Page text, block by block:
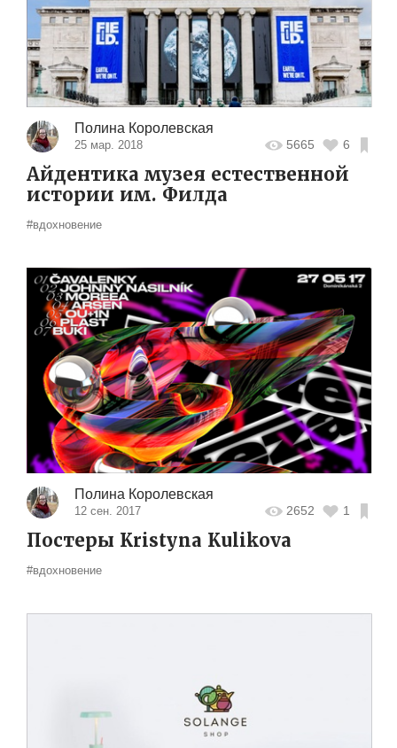
Полина Королевская
25 мар. 2018 5665 6
Айдентика музея естественной
истории им. Филда
#вдохновение
Полина Королевская
12 сен. 2017 2652 1
Постеры Kristyna Kulikova
#вдохновение